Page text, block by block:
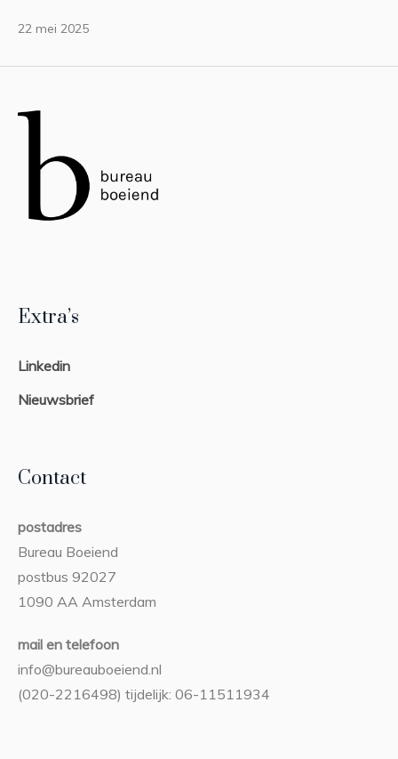
22 mei 2025
Extra’s
Linkedin
Nieuwsbrief
Contact
postadres
Bureau Boeiend
postbus 92027
1090 AA Amsterdam
mail en telefoon
info@bureauboeiend.nl
(020-2216498) tijdelijk: 06-11511934